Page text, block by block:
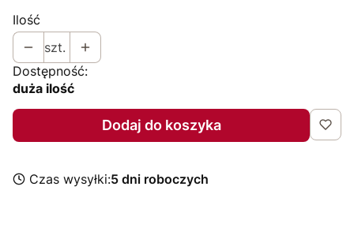
Ilość
szt.
Dostępność:
duża ilość
Dodaj do koszyka
Czas wysyłki:5 dni roboczych